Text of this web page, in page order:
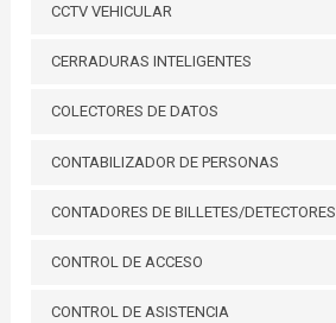
CCTV VEHICULAR
CERRADURAS INTELIGENTES
COLECTORES DE DATOS
CONTABILIZADOR DE PERSONAS
CONTADORES DE BILLETES/DETECTORES
CONTROL DE ACCESO
CONTROL DE ASISTENCIA